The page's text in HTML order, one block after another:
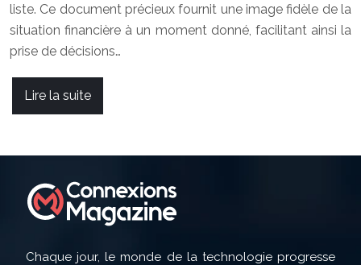
liste. Ce document précieux fournit une image fidèle de la
situation financière à un moment donné, facilitant ainsi la
prise de décisions…
Lire la suite
Chaque jour, le monde de la technologie progresse